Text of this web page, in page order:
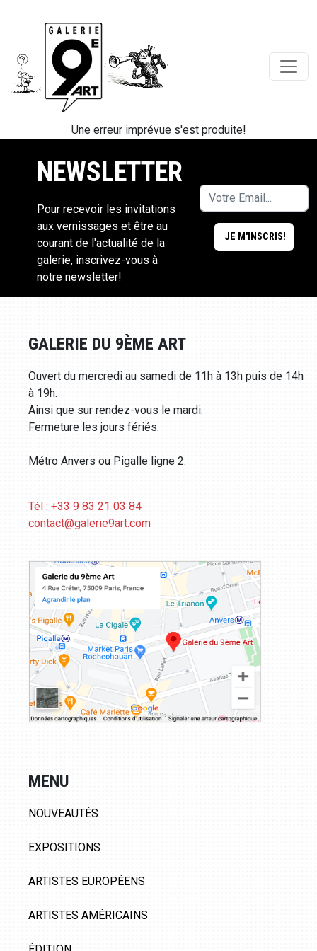
Une erreur imprévue s'est produite!
NEWSLETTER
Pour recevoir les invitations
aux vernissages et être au
courant de l'actualité de la
galerie, inscrivez-vous à
notre newsletter!
GALERIE DU 9ÈME ART
Ouvert du mercredi au samedi de 11h à 13h puis de 14h
à 19h.
Ainsi que sur rendez-vous le mardi.
Fermeture les jours fériés.
Métro Anvers ou Pigalle ligne 2.
Tél : +33 9 83 21 03 84
contact@galerie9art.com
MENU
NOUVEAUTÉS
EXPOSITIONS
ARTISTES EUROPÉENS
ARTISTES AMÉRICAINS